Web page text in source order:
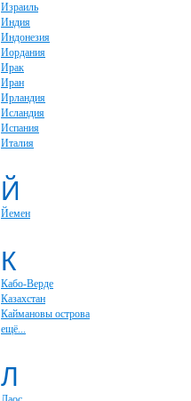
Израиль
Индия
Индонезия
Иордания
Ирак
Иран
Ирландия
Исландия
Испания
Италия
Й
Йемен
К
Кабо-Верде
Казахстан
Каймановы острова
ещё...
Л